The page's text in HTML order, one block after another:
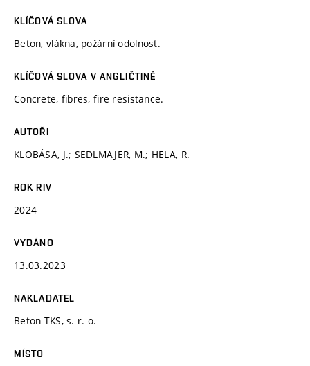
KLÍČOVÁ SLOVA
Beton, vlákna, požární odolnost.
KLÍČOVÁ SLOVA V ANGLIČTINĚ
Concrete, fibres, fire resistance.
AUTOŘI
KLOBÁSA, J.; SEDLMAJER, M.; HELA, R.
ROK RIV
2024
VYDÁNO
13.03.2023
NAKLADATEL
Beton TKS, s. r. o.
MÍSTO